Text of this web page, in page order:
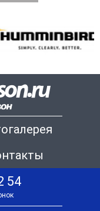
54